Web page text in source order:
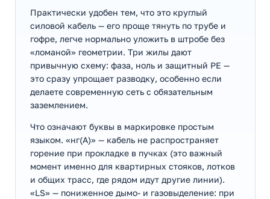
Практически удобен тем, что это круглый
силовой кабель — его проще тянуть по трубе и
гофре, легче нормально уложить в штробе без
«ломаной» геометрии. Три жилы дают
привычную схему: фаза, ноль и защитный PE —
это сразу упрощает разводку, особенно если
делаете современную сеть с обязательным
заземлением.
Что означают буквы в маркировке простым
языком. «нг(А)» — кабель не распространяет
горение при прокладке в пучках (это важный
момент именно для квартирных стояков, лотков
и общих трасс, где рядом идут другие линии).
«LS» — пониженное дымо- и газовыделение: при